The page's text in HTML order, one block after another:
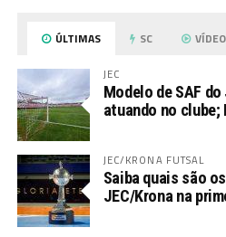
ÚLTIMAS SC
JEC
Modelo de SAF do
atuando no
JEC/KRONA FUTSAL
Saiba quais são
JEC/Krona na